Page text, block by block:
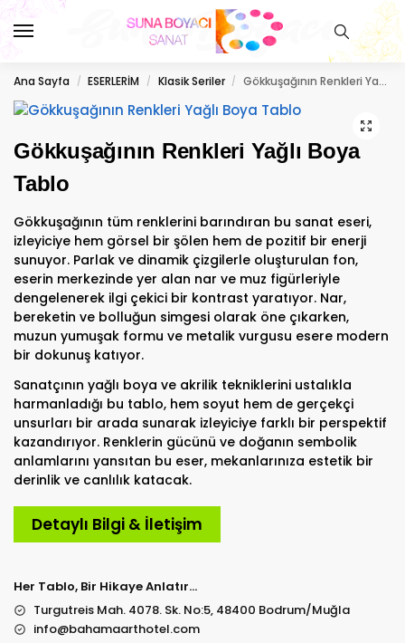
Ana Sayfa / ESERLERİM / Klasik Seriler / Gökkuşağının Renkleri Yağlı Boya Tablo
Gökkuşağının Renkleri Yağlı Boya
Tablo
Gökkuşağının tüm renklerini barındıran bu sanat eseri,
izleyiciye hem görsel bir şölen hem de pozitif bir enerji
sunuyor. Parlak ve dinamik çizgilerle oluşturulan fon,
eserin merkezinde yer alan nar ve muz figürleriyle
dengelenerek ilgi çekici bir kontrast yaratıyor. Nar,
bereketin ve bolluğun simgesi olarak öne çıkarken,
muzun yumuşak formu ve metalik vurgusu esere modern
bir dokunuş katıyor.
Sanatçının yağlı boya ve akrilik tekniklerini ustalıkla
harmanladığı bu tablo, hem soyut hem de gerçekçi
unsurları bir arada sunarak izleyiciye farklı bir perspektif
kazandırıyor. Renklerin gücünü ve doğanın sembolik
anlamlarını yansıtan bu eser, mekanlarınıza estetik bir
derinlik ve canlılık katacak.
Detaylı Bilgi & İletişim
Her Tablo, Bir Hikaye Anlatır…
Turgutreis Mah. 4078. Sk. No:5, 48400 Bodrum/Muğla
info@bahamaarthotel.com